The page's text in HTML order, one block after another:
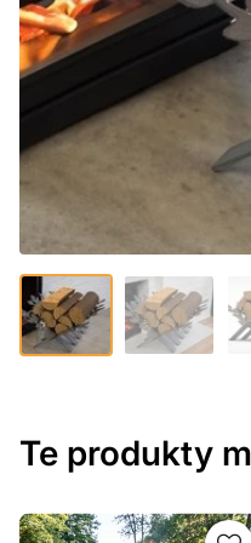
Te produkty